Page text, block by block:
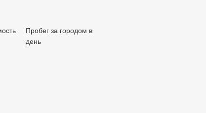
Пробег за городом в
день